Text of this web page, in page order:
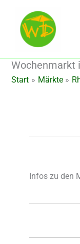
springen
Wochenmarkt
Start Märkte
Infos zu den